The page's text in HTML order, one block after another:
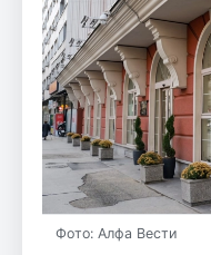
Фото: Алфа Вести